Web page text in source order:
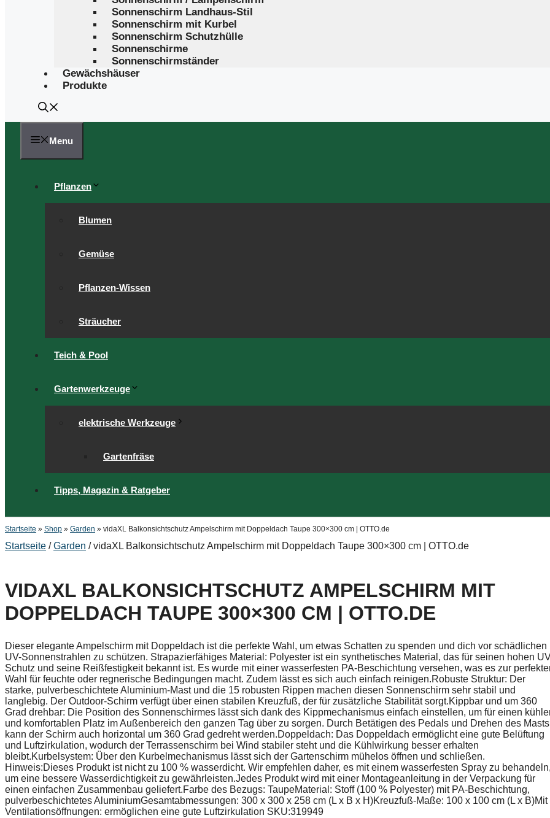
Sonnenschirm Landhaus-Stil
Sonnenschirm mit Kurbel
Sonnenschirm Schutzhülle
Sonnenschirme
Sonnenschirmständer
Gewächshäuser
Produkte
Menu
Pflanzen
Blumen
Gemüse
Pflanzen-Wissen
Sträucher
Teich & Pool
Gartenwerkzeuge
elektrische Werkzeuge
Gartenfräse
Tipps, Magazin & Ratgeber
Startseite » Shop » Garden » vidaXL Balkonsichtschutz Ampelschirm mit Doppeldach Taupe 300×300 cm | OTTO.de
Startseite /Garden / vidaXL Balkonsichtschutz Ampelschirm mit Doppeldach Taupe 300×300 cm | OTTO.de
VIDAXL BALKONSICHTSCHUTZ AMPELSCHIRM MIT
DOPPELDACH TAUPE 300×300 CM | OTTO.DE
Dieser elegante Ampelschirm mit Doppeldach ist die perfekte Wahl, um etwas Schatten zu spenden und dich vor schädlichen
UV-Sonnenstrahlen zu schützen. Strapazierfähiges Material: Polyester ist ein synthetisches Material, das für seinen hohen
Schutz und seine Reißfestigkeit bekannt ist. Es wurde mit einer wasserfesten PA-Beschichtung versehen, was es zur
Wahl für feuchte oder regnerische Bedingungen macht. Zudem lässt es sich auch einfach reinigen.Robuste Struktur: Der
starke, pulverbeschichtete Aluminium-Mast und die 15 robusten Rippen machen diesen Sonnenschirm sehr stabil und
langlebig. Der Outdoor-Schirm verfügt über einen stabilen Kreuzfuß, der für zusätzliche Stabilität sorgt.Kippbar und um 360
Grad drehbar: Die Position des Sonnenschirmes lässt sich dank des Kippmechanismus einfach einstellen, um für einen
und komfortablen Platz im Außenbereich den ganzen Tag über zu sorgen. Durch Betätigen des Pedals und Drehen des Masts
kann der Schirm auch horizontal um 360 Grad gedreht werden.Doppeldach: Das Doppeldach ermöglicht eine gute Belüftung
und Luftzirkulation, wodurch der Terrassenschirm bei Wind stabiler steht und die Kühlwirkung besser erhalten
bleibt.Kurbelsystem: Über den Kurbelmechanismus lässt sich der Gartenschirm mühelos öffnen und schließen.
Hinweis:Dieses Produkt ist nicht zu 100 % wasserdicht. Wir empfehlen daher, es mit einem wasserfesten Spray zu behandeln,
um eine bessere Wasserdichtigkeit zu gewährleisten.Jedes Produkt wird mit einer Montageanleitung in der Verpackung für
einen einfachen Zusammenbau geliefert.Farbe des Bezugs: TaupeMaterial: Stoff (100 % Polyester) mit PA-Beschichtung,
pulverbeschichtetes AluminiumGesamtabmessungen: 300 x 300 x 258 cm (L x B x H)Kreuzfuß-Maße: 100 x 100 cm (L x B)Mit
Ventilationsöffnungen: ermöglichen eine gute Luftzirkulation SKU:319949